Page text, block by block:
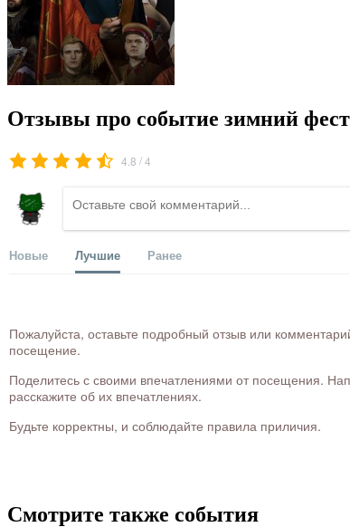
Отзывы про событие зимний
4.8 /4
Новые Лучшие Ранее
Пожалуйста, оставьте подробный отзыв или
посещение.
Поделитесь с своими впечатлениями от посещения.
расскажите об их впечатлениях.
Будьте корректны, и соблюдайте правила приличия.
Смотрите также события